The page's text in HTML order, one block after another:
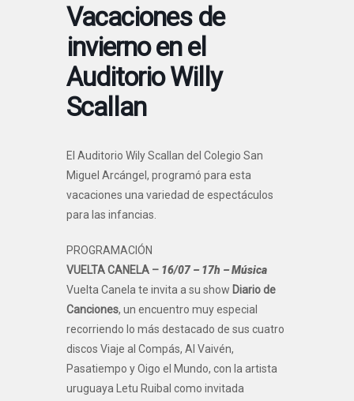
Vacaciones de
invierno en el
Auditorio Willy
Scallan
El Auditorio Wily Scallan del Colegio San
Miguel Arcángel, programó para esta
vacaciones una variedad de espectáculos
para las infancias.
PROGRAMACIÓN
VUELTA CANELA – 16/07 – 17h – Música
Vuelta Canela te invita a su show Diario de
Canciones, un encuentro muy especial
recorriendo lo más destacado de sus cuatro
discos Viaje al Compás, Al Vaivén,
Pasatiempo y Oigo el Mundo, con la artista
uruguaya Letu Ruibal como invitada